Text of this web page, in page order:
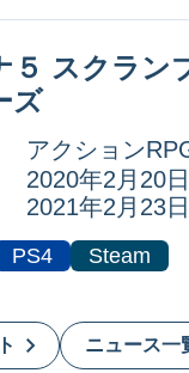
５ スクラン
ズ
アクション
2020年2月20日
2021年2月23
PS4 Steam
ニュース一